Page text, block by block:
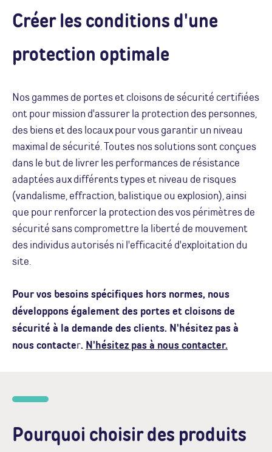
Créer les conditions d'une
protection optimale
Nos gammes de portes et cloisons de sécurité certifiées
ont pour mission d'assurer la protection des personnes,
des biens et des locaux pour vous garantir un niveau
maximal de sécurité. Toutes nos solutions sont conçues
dans le but de livrer les performances de résistance
adaptées aux différents types et niveau de risques
(vandalisme, effraction, balistique ou explosion), ainsi
que pour renforcer la protection des vos périmètres de
sécurité sans compromettre la liberté de mouvement
des individus autorisés ni l'efficacité d'exploitation du
site.
Pour vos besoins spécifiques hors normes, nous
développons également des portes et cloisons de
sécurité à la demande des clients. N'hésitez pas à
nous contacter. N'hésitez pas à nous contacter.
Pourquoi choisir des produits